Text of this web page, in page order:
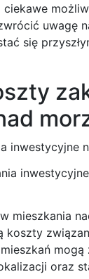
uwagę
się
mieszkania
koszty
oraz